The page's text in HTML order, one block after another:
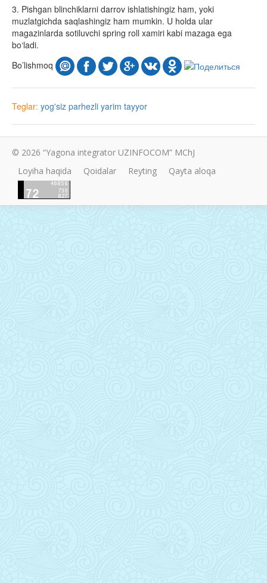
3. Pishgan blinchiklarni darrov ishlatishingiz ham, yoki
muzlatgichda saqlashingiz ham mumkin. U holda ular
magazinlarda sotiluvchi spring roll xamiri kabi mazaga ega
bo‘ladi.
Bo’lishmoq
Teglar: yog'siz parhezli yarim tayyor
© 2026 “Yagona integrator UZINFOCOM” MChJ
Loyiha haqida
Qoidalar Reyting Qayta aloqa